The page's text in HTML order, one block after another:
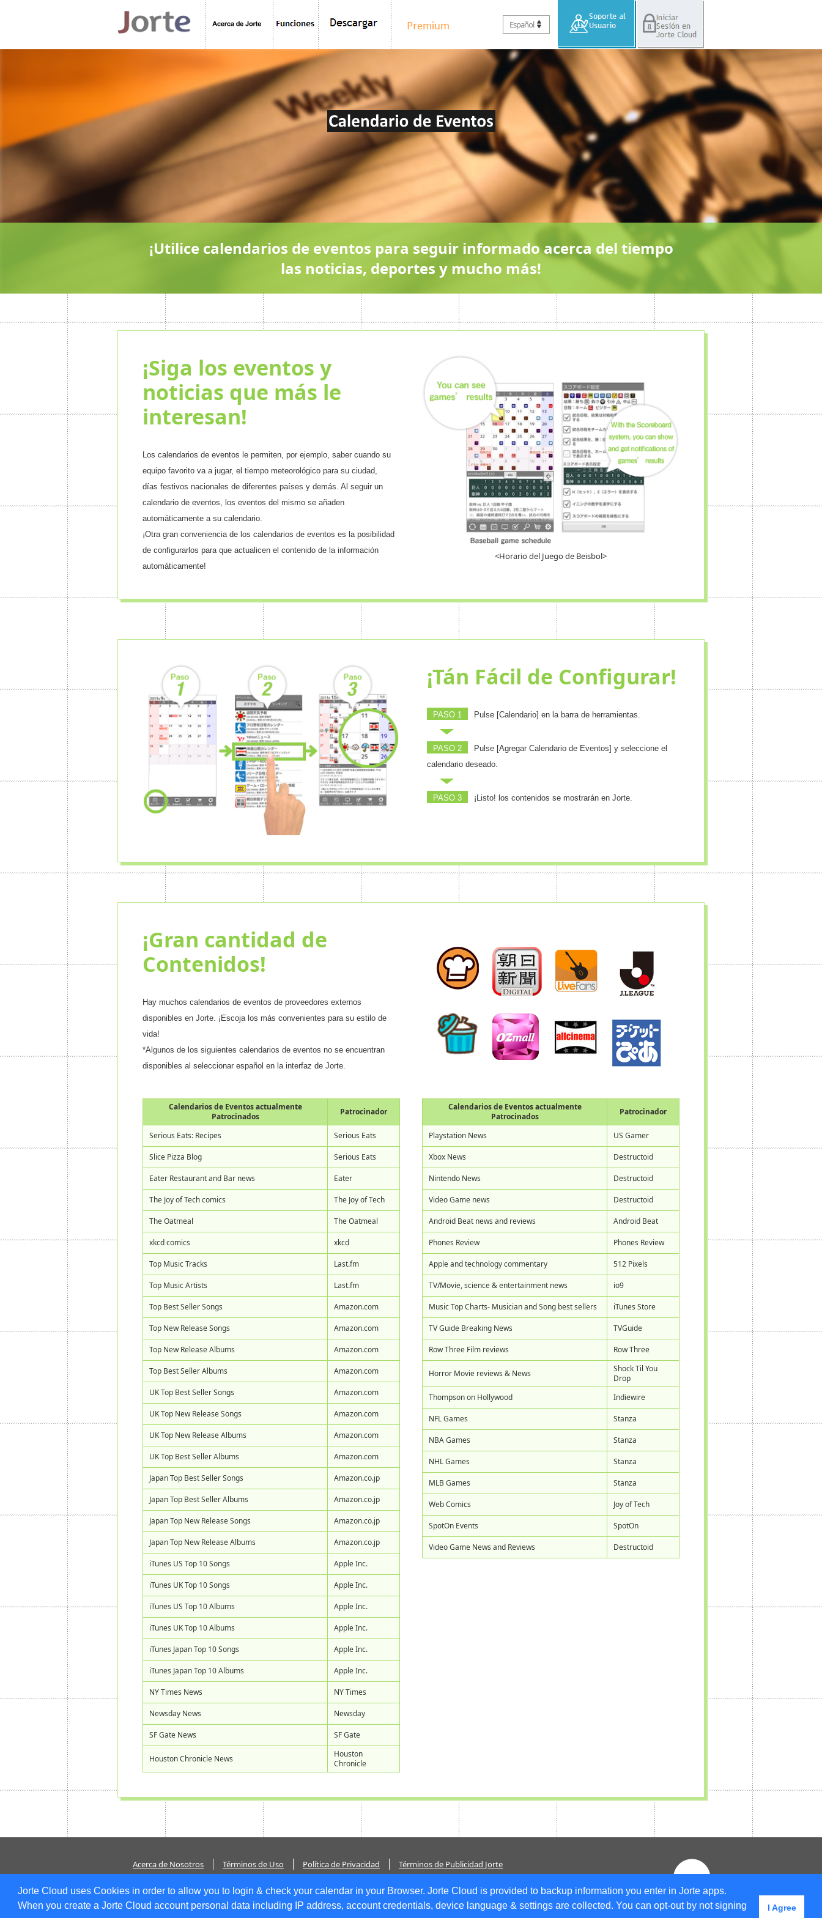
Jorte Cloud uses Cookies in order to allow you to login & check your calendar in your Browser. Jorte Cloud is provided to backup information you enter in Jorte apps.
When you create a Jorte Cloud account personal data including IP address, account credentials, device language & settings are collected. You can opt-out by not signing
I Agree
Español
¡Utilice calendarios de eventos para seguir informado acerca del tiempo
las noticias, deportes y mucho más!
<Horario del Juego de Beisbol>
¡Siga los eventos y
noticias que más le
interesan!
Los calendarios de eventos le permiten, por ejemplo, saber cuando su
equipo favorito va a jugar, el tiempo meteorológico para su ciudad,
días festivos nacionales de diferentes países y demás. Al seguir un
calendario de eventos, los eventos del mismo se añaden
automáticamente a su calendario.
¡Otra gran conveniencia de los calendarios de eventos es la posibilidad
de configurarlos para que actualicen el contenido de la información
automáticamente!
¡Tán Fácil de Configurar!
PASO 1 Pulse [Calendario] en la barra de herramientas.
PASO 2
Pulse [Agregar Calendario de Eventos] y seleccione el
calendario deseado.
PASO 3 ¡Listo! los contenidos se mostrarán en Jorte.
¡Gran cantidad de
Contenidos!
Hay muchos calendarios de eventos de proveedores externos
disponibles en Jorte. ¡Escoja los más convenientes para su estilo de
vida!
*Algunos de los siguientes calendarios de eventos no se encuentran
disponibles al seleccionar español en la interfaz de Jorte.
Calendarios de Eventos actualmente
Patrocinados
Patrocinador
Serious Eats: Recipes Serious Eats
Slice Pizza Blog Serious Eats
Eater Restaurant and Bar news Eater
The Joy of Tech comics The Joy of Tech
The Oatmeal The Oatmeal
xkcd comics xkcd
Top Music Tracks Last.fm
Top Music Artists Last.fm
Top Best Seller Songs Amazon.com
Top New Release Songs Amazon.com
Top New Release Albums Amazon.com
Top Best Seller Albums Amazon.com
UK Top Best Seller Songs Amazon.com
UK Top New Release Songs Amazon.com
UK Top New Release Albums Amazon.com
UK Top Best Seller Albums Amazon.com
Japan Top Best Seller Songs Amazon.co.jp
Japan Top Best Seller Albums Amazon.co.jp
Japan Top New Release Songs Amazon.co.jp
Japan Top New Release Albums Amazon.co.jp
iTunes US Top 10 Songs Apple Inc.
iTunes UK Top 10 Songs Apple Inc.
iTunes US Top 10 Albums Apple Inc.
iTunes UK Top 10 Albums Apple Inc.
iTunes Japan Top 10 Songs Apple Inc.
iTunes Japan Top 10 Albums Apple Inc.
NY Times News NY Times
Newsday News Newsday
SF Gate News SF Gate
Houston Chronicle News
Houston
Chronicle
Calendarios de Eventos actualmente
Patrocinados
Patrocinador
Playstation News US Gamer
Xbox News Destructoid
Nintendo News Destructoid
Video Game news Destructoid
Android Beat news and reviews Android Beat
Phones Review Phones Review
Apple and technology commentary 512 Pixels
TV/Movie, science & entertainment news io9
Music Top Charts- Musician and Song best sellers iTunes Store
TV Guide Breaking News TVGuide
Row Three Film reviews Row Three
Horror Movie reviews & News
Shock Til You
Drop
Thompson on Hollywood
Indiewire
NFL Games Stanza
NBA Games Stanza
NHL Games Stanza
MLB Games Stanza
Web Comics Joy of Tech
SpotOn Events SpotOn
Video Game News and Reviews Destructoid
Acerca de Nosotros Términos de Uso Política de Privacidad Términos de Publicidad Jorte